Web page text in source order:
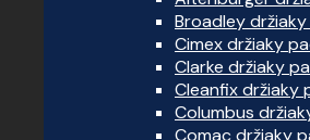
Broadley
Cimex držiaky
Clarke držiaky
Cleanfix držiaky
Columbus
Comac držiaky